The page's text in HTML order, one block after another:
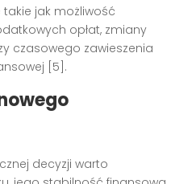
jak możliwość
opłat, zmiany
czasowego zawieszenia
[5].
decyzji warto